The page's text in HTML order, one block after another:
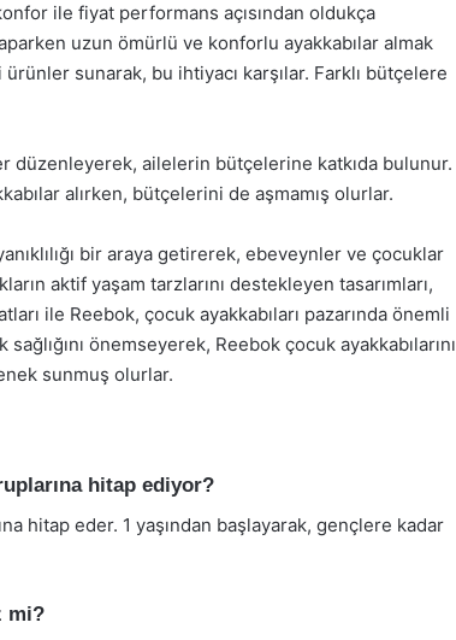
ile fiyat performans açısından oldukça
uzun ömürlü ve konforlu ayakkabılar almak
sunarak, bu ihtiyacı karşılar. Farklı bütçelere
düzenleyerek, ailelerin bütçelerine katkıda bulunur.
alırken, bütçelerini de aşmamış olurlar.
bir araya getirerek, ebeveynler ve çocuklar
aktif yaşam tarzlarını destekleyen tasarımları,
ile Reebok, çocuk ayakkabıları pazarında önemli
önemseyerek, Reebok çocuk ayakkabılarını
sunmuş olurlar.
hitap ediyor?
hitap eder. 1 yaşından başlayarak, gençlere kadar
mi?